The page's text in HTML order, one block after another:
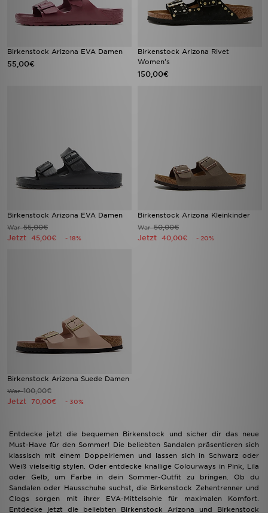
Birkenstock Arizona EVA Damen
55,00€
Birkenstock Arizona Rivet
Women's
150,00€
Birkenstock Arizona EVA Damen
War55,00€
Jetzt 45,00€ - 18%
Birkenstock Arizona Kleinkinder
War50,00€
Jetzt 40,00€ - 20%
Birkenstock Arizona Suede Damen
War100,00€
Jetzt 70,00€ - 30%
Entdecke jetzt die bequemen Birkenstock und sicher dir das neue
Must-Have für den Sommer! Die beliebten Sandalen präsentieren sich
klassisch mit einem Doppelriemen und lassen sich in Schwarz oder
Weiß vielseitig stylen. Oder entdecke knallige Colourways in Pink, Lila
oder Gelb, um Farbe in dein Sommer-Outfit zu bringen. Ob du
Sandalen oder Hausschuhe suchst, die Birkenstock Zehentrenner und
Clogs sorgen mit ihrer EVA-Mittelsohle für maximalen Komfort.
Entdecke jetzt die beliebten Birkenstock Arizona und Birkenstock